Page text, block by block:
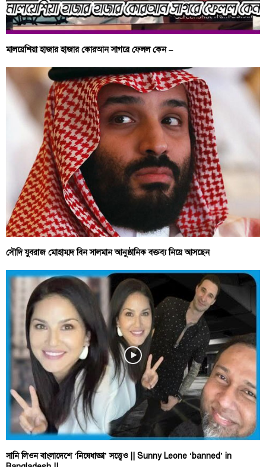
মালয়েশিয়া হাজার হাজার কোরআন সাগরে ফেলল কেন –
সৌদি যুবরাজ মোহাম্মদ বিন সালমান আনুষ্ঠানিক বক্তব্য নিয়ে আসছেন
সানি লিওন বাংলাদেশে ‘নিষেধাজ্ঞা’ সত্ত্বেও || Sunny Leone ‘banned’ in